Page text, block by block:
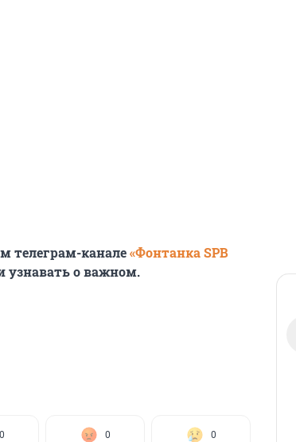
телеграм-канале«Фонтанка SPB
узнавать о важном.
0 0 0